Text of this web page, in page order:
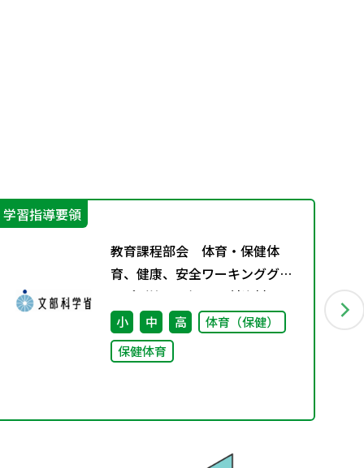
学習指導要領
教育課程部会 体育・保健体
育、健康、安全ワーキンググル
ープ（第11回） 配付資料
小 中 高
体育（保健）
保健体育